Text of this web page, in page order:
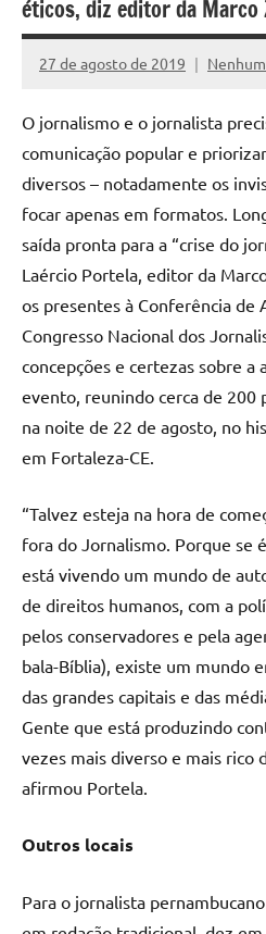
éticos, diz editor da Marco
27 de agosto de 2019
Assessoria
O jornalismo e o jornalista
comunicação popular e
diversos – notadamente os
focar apenas em formatos.
saída pronta para a “crise do
Laércio Portela, editor da
os presentes à Conferência de
Congresso Nacional dos
concepções e certezas sobre a
evento, reunindo cerca de 200
na noite de 22 de agosto, no
em Fortaleza-CE.
“Talvez esteja na hora de
fora do Jornalismo. Porque se
está vivendo um mundo de
de direitos humanos, com a
pelos conservadores e pela
bala-Bíblia), existe um mundo
das grandes capitais e das
Gente que está produzindo
vezes mais diverso e mais rico
afirmou Portela.
Outros locais
Para o jornalista